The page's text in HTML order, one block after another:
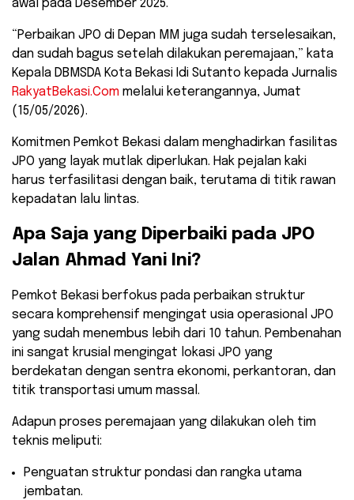
awal pada Desember 2025.
​“Perbaikan JPO di Depan MM juga sudah terselesaikan,
dan sudah bagus setelah dilakukan peremajaan,” kata
Kepala DBMSDA Kota Bekasi Idi Sutanto kepada Jurnalis
RakyatBekasi.Com melalui keterangannya, Jumat
(15/05/2026).
​Komitmen Pemkot Bekasi dalam menghadirkan fasilitas
JPO yang layak mutlak diperlukan. Hak pejalan kaki
harus terfasilitasi dengan baik, terutama di titik rawan
kepadatan lalu lintas.
​Apa Saja yang Diperbaiki pada JPO
Jalan Ahmad Yani Ini?
​Pemkot Bekasi berfokus pada perbaikan struktur
secara komprehensif mengingat usia operasional JPO
yang sudah menembus lebih dari 10 tahun. Pembenahan
ini sangat krusial mengingat lokasi JPO yang
berdekatan dengan sentra ekonomi, perkantoran, dan
titik transportasi umum massal.
​Adapun proses peremajaan yang dilakukan oleh tim
teknis meliputi:
​Penguatan struktur pondasi dan rangka utama
jembatan.